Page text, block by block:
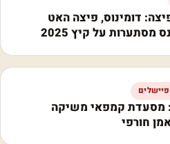
דומינוס, פיצה האט
מסתערות על קיץ 2025
מסעדת קמפאי משיקה
חורפי